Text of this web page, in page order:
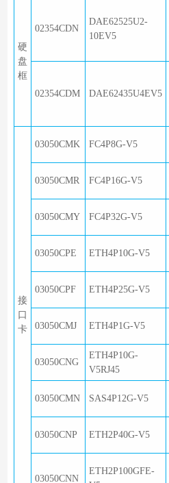
硬
盘
框
02354CDN
DAE62525U2-
10EV5
02354CDM DAE62435U4EV5
接
口
卡
03050CMK FC4P8G-V5
03050CMR FC4P16G-V5
03050CMY FC4P32G-V5
03050CPE ETH4P10G-V5
03050CPF ETH4P25G-V5
03050CMJ ETH4P1G-V5
03050CNG
ETH4P10G-
V5RJ45
03050CMN SAS4P12G-V5
03050CNP ETH2P40G-V5
03050CNN
ETH2P100GFE-